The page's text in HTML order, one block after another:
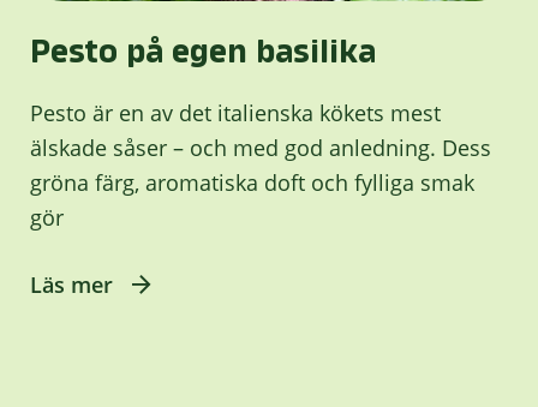
Pesto på egen basilika
Pesto är en av det italienska kökets mest
älskade såser – och med god anledning. Dess
gröna färg, aromatiska doft och fylliga smak
gör
Läs mer